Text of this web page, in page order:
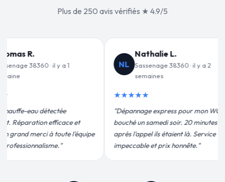
Plus de 250 avis vérifiés ★ 4.9/5
L.
38360 · il y a 2
pour mon WC
soir. 20 minutes
étaient là. Service
prix honnête."
JF
Jean-François C.
Sassenage 38360 · il y a 3
semaines
★★★★★
"Remplacement de mon chauffe-eau en
moins de 2h. Équipe très pro, devis
conforme, chantier propre. Je
recommande vivement."